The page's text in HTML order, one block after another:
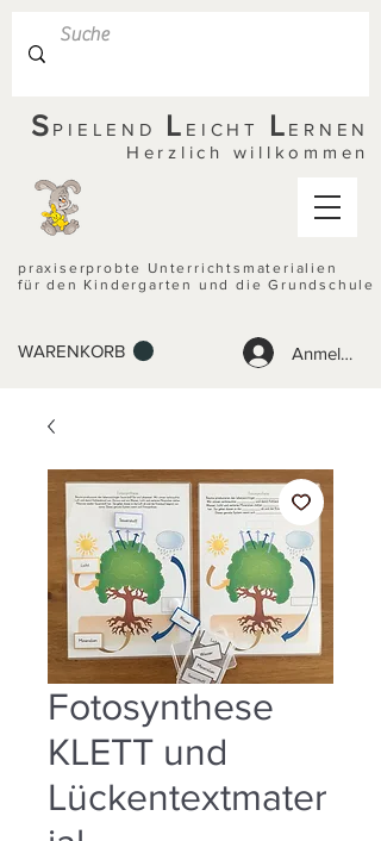
S PIELEND L EICHT L ERNEN
Herzlich willkommen
praxiserprobte Unterrichtsmaterialien
für den Kindergarten und die Grundschule
WARENKORB Anmelden
Fotosynthese
KLETT und
Lückentextmater